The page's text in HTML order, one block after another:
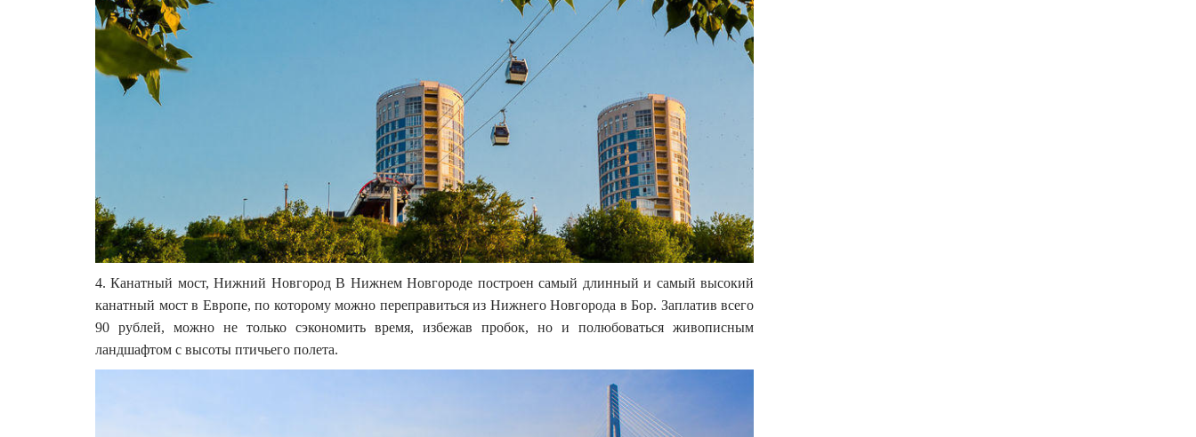
4. Канатный мост, Нижний Новгород В Нижнем Новгороде построен самый длинный и самый высокий
канатный мост в Европе, по которому можно переправиться из Нижнего Новгорода в Бор. Заплатив всего
90 рублей, можно не только сэкономить время, избежав пробок, но и полюбоваться живописным
ландшафтом с высоты птичьего полета.